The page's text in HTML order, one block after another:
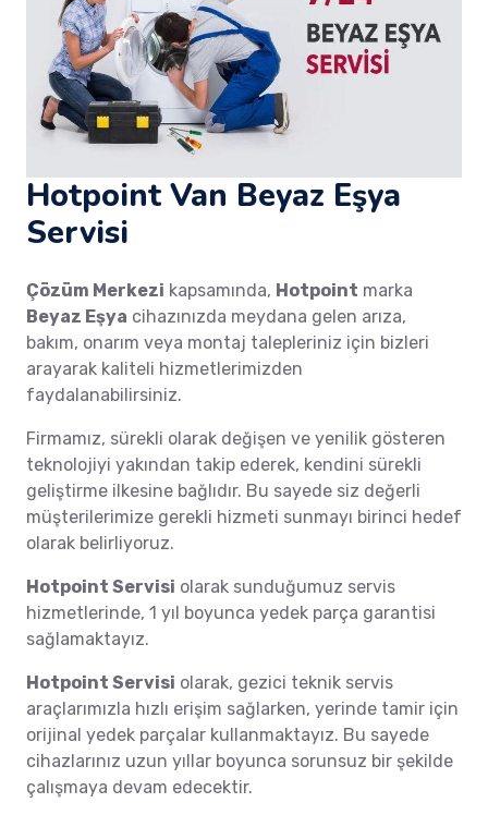
Hotpoint Van Beyaz Eşya
Servisi
Çözüm Merkezi kapsamında, Hotpoint marka
Beyaz Eşya cihazınızda meydana gelen arıza,
bakım, onarım veya montaj talepleriniz için bizleri
arayarak kaliteli hizmetlerimizden
faydalanabilirsiniz.
Firmamız, sürekli olarak değişen ve yenilik gösteren
teknolojiyi yakından takip ederek, kendini sürekli
geliştirme ilkesine bağlıdır. Bu sayede siz değerli
müşterilerimize gerekli hizmeti sunmayı birinci hedef
olarak belirliyoruz.
Hotpoint Servisi olarak sunduğumuz servis
hizmetlerinde, 1 yıl boyunca yedek parça garantisi
sağlamaktayız.
Hotpoint Servisi olarak, gezici teknik servis
araçlarımızla hızlı erişim sağlarken, yerinde tamir için
orijinal yedek parçalar kullanmaktayız. Bu sayede
cihazlarınız uzun yıllar boyunca sorunsuz bir şekilde
çalışmaya devam edecektir.